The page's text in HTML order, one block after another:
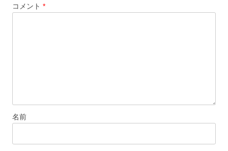
ョ
コメント *
名前